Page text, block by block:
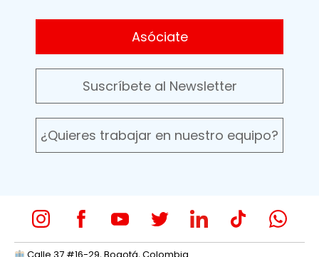
Asóciate
Suscríbete al Newsletter
¿Quieres trabajar en nuestro equipo?